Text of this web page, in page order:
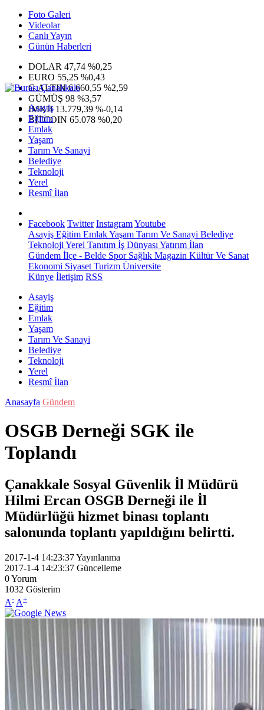
Foto Galeri
Videolar
Canlı Yayın
Günün Haberleri
DOLAR 47,74 %0,25
EURO 55,25 %0,43
G.ALTIN6.660,55 %2,59
GÜMÜŞ 98 %3,57
IMKB 13.779,39 %-0,14
BITCOIN 65.078 %0,20
Asayiş
Eğitim
Emlak
Yaşam
Tarım Ve Sanayi
Belediye
Teknoloji
Yerel
Resmî İlan
Facebook Twitter InstagramYoutube
Asayiş Eğitim EmlakYaşam Tarım Ve Sanayi Belediye
Teknoloji Yerel Tanıtım İş Dünyası Yatırım İlan
Gündem İlçe - Belde SporSağlık Magazin Kültür Ve Sanat
Ekonomi Siyaset Turizm Üniversite
Künye İletişim RSS
Asayiş
Eğitim
Emlak
Yaşam
Tarım Ve Sanayi
Belediye
Teknoloji
Yerel
Resmî İlan
Anasayfa Gündem
OSGB Derneği SGK ile
Toplandı
Çanakkale Sosyal Güvenlik İl Müdürü
Hilmi Ercan OSGB Derneği ile İl
Müdürlüğü hizmet binası toplantı
salonunda toplantı yapıldığını belirtti.
2017-1-4 14:23:37Yayınlanma
2017-1-4 14:23:37 Güncelleme
0Yorum
1032 Gösterim
A- A+